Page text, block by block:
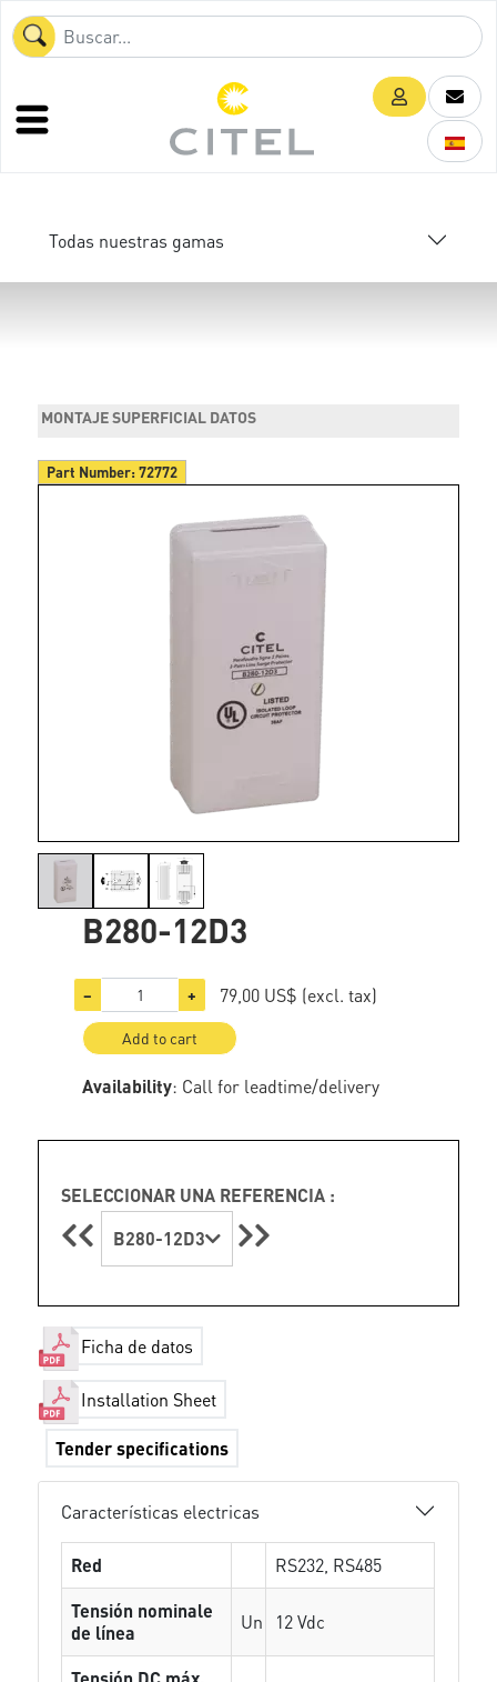
Todas nuestras gamas
MONTAJE SUPERFICIAL DATOS
Part Number:72772
B280-12D3
− + 79,00 US$ (excl. tax)
Add to cart
Availability: Call for leadtime/delivery
SELECCIONAR UNA REFERENCIA :
B280-12D3
Ficha de datos
Installation Sheet
Tender specifications
Características electricas
Red
RS232, RS485
Tensión nominale
de línea
Un 12 Vdc